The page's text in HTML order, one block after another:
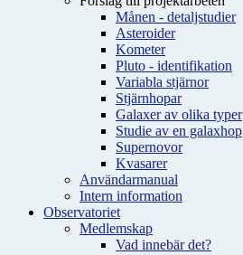
Månen - detaljstudier
Asteroider
Kometer
Pluto - identifikation
Variabla stjärnor
Stjärnhopar
Galaxer av olika typer
Studie av en galaxhop
Supernovor
Kvasarer
Användarmanual
Intern information
Observatoriet
Medlemskap
Vad innebär det?